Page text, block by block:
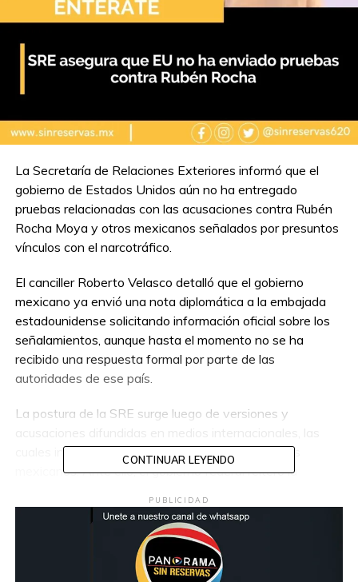
La Secretaría de Relaciones Exteriores informó que el
gobierno de Estados Unidos aún no ha entregado
pruebas relacionadas con las acusaciones contra Rubén
Rocha Moya y otros mexicanos señalados por presuntos
vínculos con el narcotráfico.
El canciller Roberto Velasco detalló que el gobierno
mexicano ya envió una nota diplomática a la embajada
estadounidense solicitando información oficial sobre los
señalamientos, aunque hasta el momento no se ha
recibido una respuesta formal por parte de las
autoridades de ese país.
La postura de la SRE surge luego de versiones y
cuales involucran a funcionarios y actores políticos
mexicanos. Ante ello, el gobierno federal reiteró la
antes de emitir conclusiones.
Las autoridades mexicanas señalaron que continuarán
insistiendo en la vía diplomática para esclarecer la
CONTINUAR LEYENDO
PUBLICIDAD